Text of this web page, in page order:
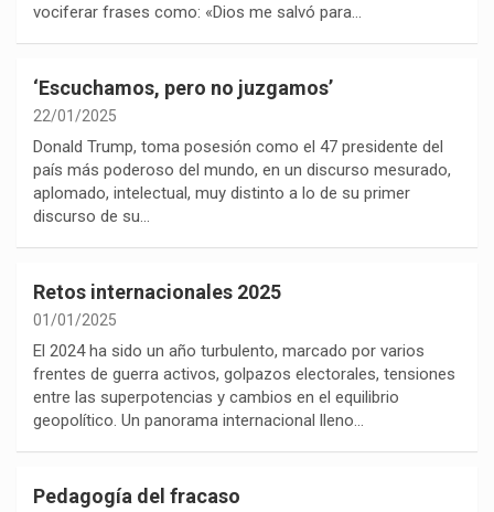
vociferar frases como: «Dios me salvó para…
‘Escuchamos, pero no juzgamos’
22/01/2025
Donald Trump, toma posesión como el 47 presidente del
país más poderoso del mundo, en un discurso mesurado,
aplomado, intelectual, muy distinto a lo de su primer
discurso de su…
Retos internacionales 2025
01/01/2025
El 2024 ha sido un año turbulento, marcado por varios
frentes de guerra activos, golpazos electorales, tensiones
entre las superpotencias y cambios en el equilibrio
geopolítico. Un panorama internacional lleno…
Pedagogía del fracaso